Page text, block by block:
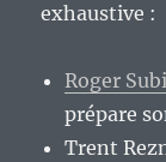
exhaustive :
Roger
prépare
Trent